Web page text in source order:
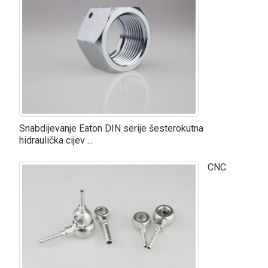
Snabdijevanje Eaton DIN serije šesterokutna
hidraulička cijev ...
CNC